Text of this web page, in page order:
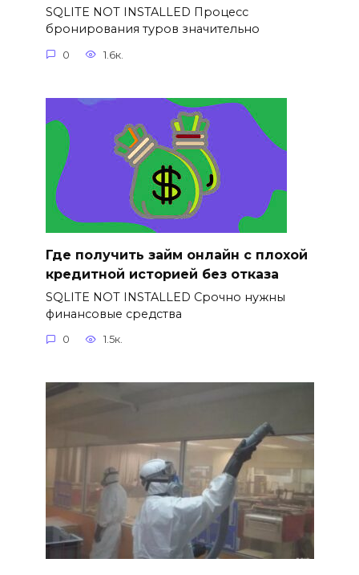
SQLITE NOT INSTALLED Процесс
бронирования туров значительно
0 1.6к.
Где получить займ онлайн с плохой
кредитной историей без отказа
SQLITE NOT INSTALLED Срочно нужны
финансовые средства
0 1.5к.